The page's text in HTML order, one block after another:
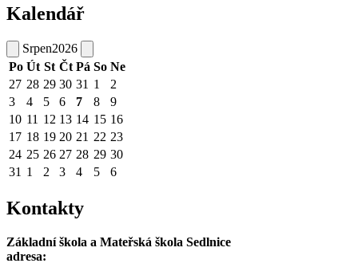
Kalendář
Srpen2026
Po Út St Čt Pá So Ne
27 28 29 30 31 1
2
3
4 5 6 7 8
9
10 11 12 13 14 15 16
17 18 19 20 21 22 23
24 25 26 27 28 29 30
31 1 2 3 4 5 6
Kontakty
Základní škola a Mateřská škola Sedlnice
adresa: